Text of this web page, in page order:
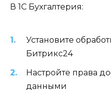
В 1С Бухгалтерия:
Установите
Битрикс24
Настройте права
данными